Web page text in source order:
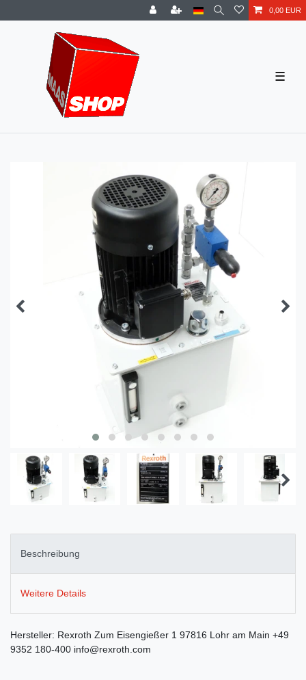
0,00 EUR
☰
Beschreibung
Weitere Details
Hersteller: Rexroth Zum Eisengießer 1 97816 Lohr am Main +49
9352 180-400 info@rexroth.com